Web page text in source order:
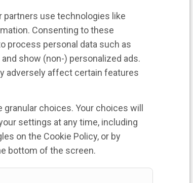
partners use technologies like
Consenting to these
process personal data such as
show (non-) personalized ads.
adversely affect certain features
choices. Your choices will
settings at any time, including
on the Cookie Policy, or by
bottom of the screen.